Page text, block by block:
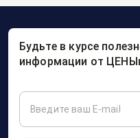
Будьте в курсе
информации от